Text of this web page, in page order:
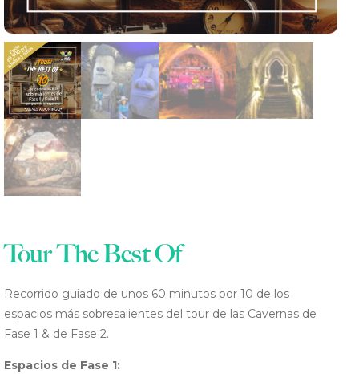
ES
Tour The Best Of
Recorrido guiado de unos 60 minutos por 10 de los
espacios más sobresalientes del tour de las Cavernas de
Fase 1 & de Fase 2.
Espacios de Fase 1: